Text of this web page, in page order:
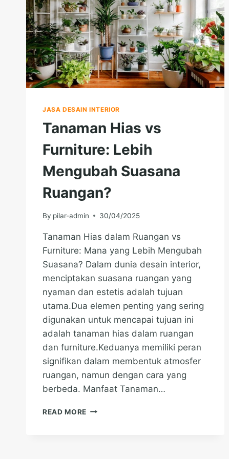
JASA DESAIN INTERIOR
Tanaman Hias vs
Furniture: Lebih
Mengubah Suasana
Ruangan?
By pilar-admin 30/04/2025
Tanaman Hias dalam Ruangan vs
Furniture: Mana yang Lebih Mengubah
Suasana? Dalam dunia desain interior,
menciptakan suasana ruangan yang
nyaman dan estetis adalah tujuan
utama.Dua elemen penting yang sering
digunakan untuk mencapai tujuan ini
adalah tanaman hias dalam ruangan
dan furniture.Keduanya memiliki peran
signifikan dalam membentuk atmosfer
ruangan, namun dengan cara yang
berbeda. Manfaat Tanaman…
READ MORE TANAMAN